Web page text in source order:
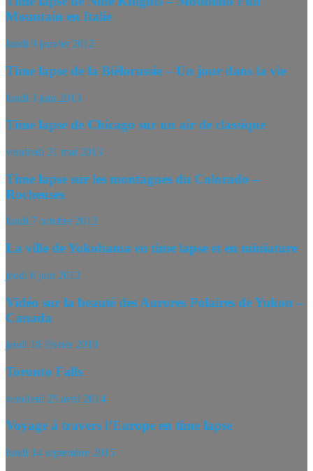
Mountain en Italie
lundi 9 janvier 2012
Time lapse de la Biélorussie – Un jour dans la vie
lundi 3 juin 2013
Time lapse de Chicago sur un air de classique
vendredi 31 mai 2013
Time lapse sur les montagnes du Colorado –
Rocheuses
lundi 7 octobre 2013
La ville de Yokohama en time lapse et en miniature
jeudi 6 juin 2013
Vidéo sur la beauté des Aurores Polaires de Yukon –
Canada
jeudi 18 février 2010
Toronto Falls
vendredi 25 avril 2014
Voyage à travers l’Europe en time lapse
lundi 14 septembre 2015